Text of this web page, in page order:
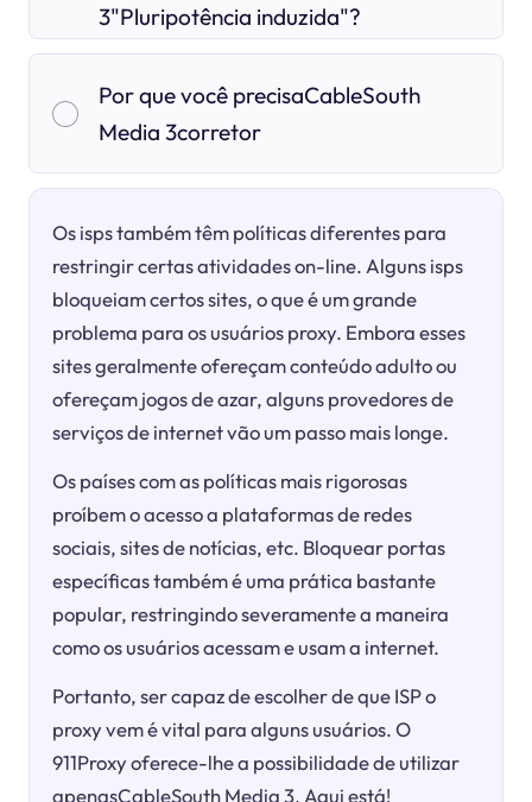
3"Pluripotência induzida"?
Por que você precisaCableSouth
Media 3corretor
Os isps também têm políticas diferentes para
restringir certas atividades on-line. Alguns isps
bloqueiam certos sites, o que é um grande
problema para os usuários proxy. Embora esses
sites geralmente ofereçam conteúdo adulto ou
ofereçam jogos de azar, alguns provedores de
serviços de internet vão um passo mais longe.
Os países com as políticas mais rigorosas
proíbem o acesso a plataformas de redes
sociais, sites de notícias, etc. Bloquear portas
específicas também é uma prática bastante
popular, restringindo severamente a maneira
como os usuários acessam e usam a internet.
Portanto, ser capaz de escolher de que ISP o
proxy vem é vital para alguns usuários. O
911Proxy oferece-lhe a possibilidade de utilizar
apenasCableSouth Media 3. Aqui está!